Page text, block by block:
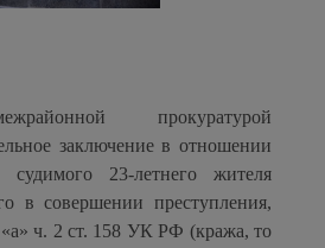
прокуратурой
заключение в отношении
судимого 23-летнего жителя
всовершении преступления,
ч. 2 ст. 158 УК РФ (кража,то